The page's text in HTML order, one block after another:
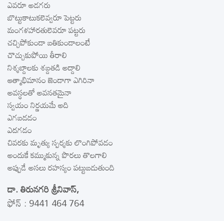
ఎవరూ అడగరు
బొట్టుకాటుకలెవ్వరూ పెట్టరు
మంగళహారతులెవరూ పట్టరు
చచ్చిపోకుండా బతికుండాలంటే
చొచ్చుకుపోయి తీరాలి
నిశ్శబ్దాలకు శబ్దతడి అద్దాలి
ఆత్మాభిమానం జెండాగా ఎగిరినా
అవస్థలతో అవనతమైనా
స్వయం నిర్ణయమే అది
ఎగబడడం
ఎదగడం
చివరకు మృత్యు స్పర్శకు లొంగిపోవడం
అందుకే కమ్ముకున్న పొరలు తొలగాలి
అప్పుడే అసలు రహస్యం పట్టుబడుతుంది
డా. తిరునగరి శ్రీనివాస్‌,
ఫోన్‌ : 9441 464 764